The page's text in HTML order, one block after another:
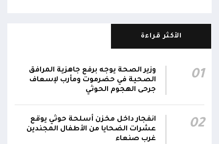
الأكثر قراءة
01
وزير الصحة يوجه برفع جاهزية المرافق
الصحية في حضرموت ومأرب لإسعاف
جرحى الهجوم الحوثي
02
انفجار داخل مخزن أسلحة حوثي يوقع
عشرات الضحايا من الأطفال المجندين
غرب صنعاء